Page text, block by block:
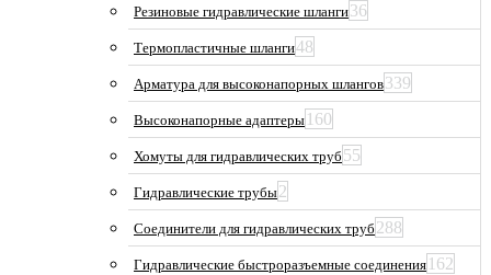
Резиновые гидравлические шланги36
Термопластичные шланги48
Арматура для высоконапорных шлангов339
Высоконапорные адаптеры 160
Хомуты для гидравлических труб 55
Гидравлические трубы2
Соединители для гидравлических труб 288
Гидравлические быстроразъемные соединения 162